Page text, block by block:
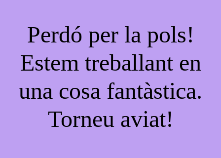
Perdó per la pols!
Estem treballant en
una cosa fantàstica.
Torneu aviat!